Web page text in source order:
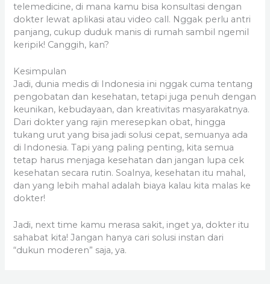
telemedicine, di mana kamu bisa konsultasi dengan
dokter lewat aplikasi atau video call. Nggak perlu antri
panjang, cukup duduk manis di rumah sambil ngemil
keripik! Canggih, kan?
Kesimpulan
Jadi, dunia medis di Indonesia ini nggak cuma tentang
pengobatan dan kesehatan, tetapi juga penuh dengan
keunikan, kebudayaan, dan kreativitas masyarakatnya.
Dari dokter yang rajin meresepkan obat, hingga
tukang urut yang bisa jadi solusi cepat, semuanya ada
di Indonesia. Tapi yang paling penting, kita semua
tetap harus menjaga kesehatan dan jangan lupa cek
kesehatan secara rutin. Soalnya, kesehatan itu mahal,
dan yang lebih mahal adalah biaya kalau kita malas ke
dokter!
Jadi, next time kamu merasa sakit, inget ya, dokter itu
sahabat kita! Jangan hanya cari solusi instan dari
“dukun moderen” saja, ya.